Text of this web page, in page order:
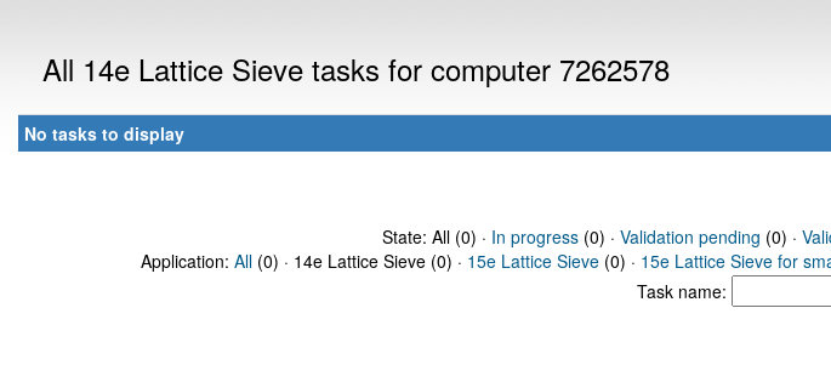
All 14e Lattice Sieve tasks for computer 7262578
No tasks to display
State: All (0) · In progress(0) · Validation pending (0) ·
Application: All (0) · 14e Lattice Sieve (0) · 15e Lattice Sieve (0) · 15e Lattice Sieve for
Task name: